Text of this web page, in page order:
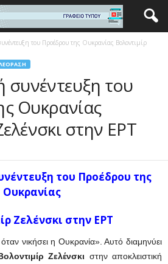
του Προέδρου της Ουκρανίας Βολοντιμίρ
συνέντευξη του
Ουκρανίας
στην ΕΡΤ
του Προέδρου της
Ουκρανίας
Ζελένσκι στην ΕΡΤ
νικήσει η Ουκρανία». Αυτό διαμηνύει
Ζελένσκι στην αποκλειστική